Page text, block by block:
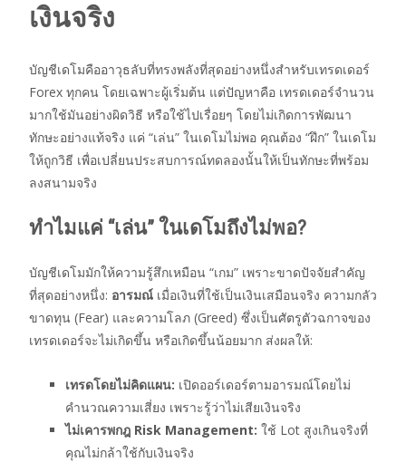
เงินจริง
บัญชีเดโมคืออาวุธลับที่ทรงพลังที่สุดอย่างหนึ่งสำหรับเทรดเดอร์
Forex ทุกคน โดยเฉพาะผู้เริ่มต้น แต่ปัญหาคือ เทรดเดอร์จำนวน
มากใช้มันอย่างผิดวิธี หรือใช้ไปเรื่อยๆ โดยไม่เกิดการพัฒนา
ทักษะอย่างแท้จริง แค่ “เล่น” ในเดโมไม่พอ คุณต้อง “ฝึก” ในเดโม
ให้ถูกวิธี เพื่อเปลี่ยนประสบการณ์ทดลองนั้นให้เป็นทักษะที่พร้อม
ลงสนามจริง
ทำไมแค่ “เล่น” ในเดโมถึงไม่พอ?
บัญชีเดโมมักให้ความรู้สึกเหมือน “เกม” เพราะขาดปัจจัยสำคัญ
ที่สุดอย่างหนึ่ง: อารมณ์ เมื่อเงินที่ใช้เป็นเงินเสมือนจริง ความกลัว
ขาดทุน (Fear) และความโลภ (Greed) ซึ่งเป็นศัตรูตัวฉกาจของ
เทรดเดอร์จะไม่เกิดขึ้น หรือเกิดขึ้นน้อยมาก ส่งผลให้:
เทรดโดยไม่คิดแผน: เปิดออร์เดอร์ตามอารมณ์โดยไม่
คำนวณความเสี่ยง เพราะรู้ว่าไม่เสียเงินจริง
ไม่เคารพกฎ Risk Management: ใช้ Lot สูงเกินจริงที่
คุณไม่กล้าใช้กับเงินจริง